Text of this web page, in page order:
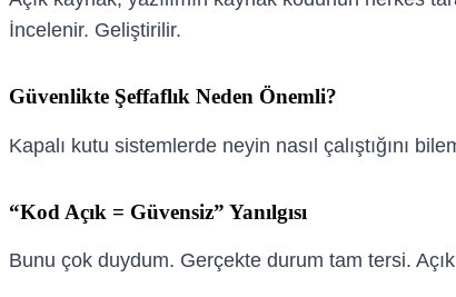
İncelenir. Geliştirilir.
Güvenlikte Şeffaflık Neden Önemli?
Kapalı kutu sistemlerde neyin nasıl çalıştığını
“Kod Açık = Güvensiz” Yanılgısı
Bunu çok duydum. Gerçekte durum tam tersi.